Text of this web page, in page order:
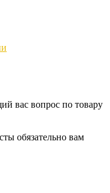
вас вопрос по товару
обязательно вам